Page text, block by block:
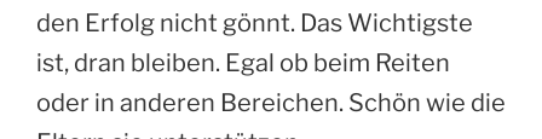
den Erfolg nicht gönnt. Das Wichtigste
ist, dran bleiben. Egal ob beim Reiten
oder in anderen Bereichen. Schön wie die